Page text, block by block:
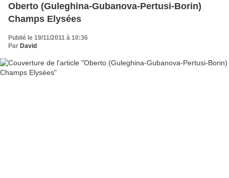
Oberto (Guleghina-Gubanova-Pertusi-Borin)
Champs Elysées
Publié le 19/11/2011 à 10:36
Par David